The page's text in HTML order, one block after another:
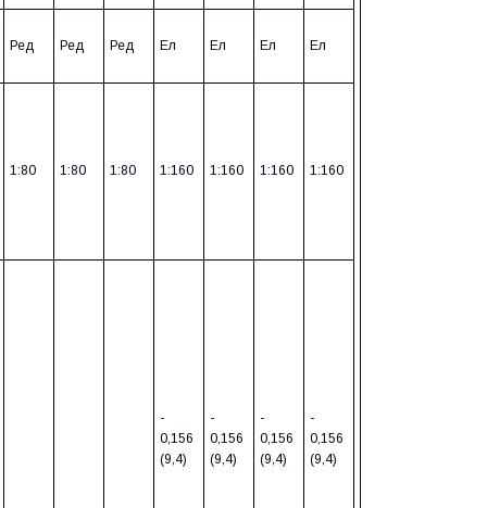
Ред Ред Ред Ел Ел Ел Ел
1:80 1:80 1:80 1:160 1:160 1:160 1:160
-
0,156
(9,4)
-
0,156
(9,4)
-
0,156
(9,4)
-
0,156
(9,4)